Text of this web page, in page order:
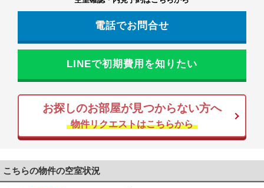
電話でお問合せ
LINEで初期費用を知りたい
お探しのお部屋が見つからない方へ
物件リクエストはこちらから
こちらの物件の空室状況